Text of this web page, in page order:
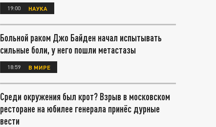
19:00 НАУКА
Больной раком Джо Байден начал испытывать
сильные боли, у него пошли метастазы
18:59 В МИРЕ
Среди окружения был крот? Взрыв в московском
ресторане на юбилее генерала принёс дурные
вести